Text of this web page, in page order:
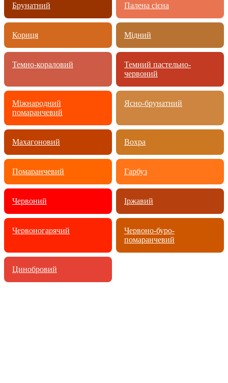
Брунатний Палена сієна
Кориця Мідний
Темно-кораловий
Темний пастельно-
червоний
Міжнародний
помаранчевий
Ясно-брунатний
Махагоновий Вохра
Помаранчевий Гарбуз
Червоний Іржавий
Червоногарячий
Червоно-буро-
помаранчевий
Цинобровий